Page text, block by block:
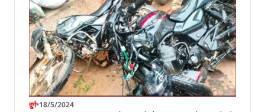
दुर्ग•18/5/2024